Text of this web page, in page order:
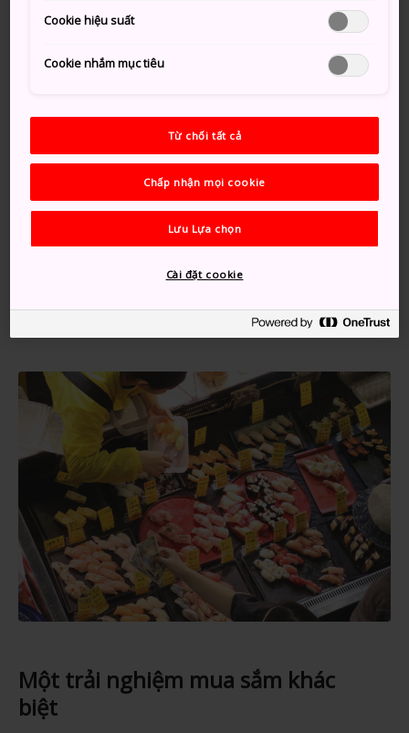
Thông tin nhanh
Bạn có thể dùng thử một bát cơm trộn donburi hải
sản hoặc mua từng miếng sushi ngon tuyệt
Phương thức di chuyển
Hãy đi xe buýt Sanden Kotsu từ ngay bên ngoài Ga
Karato cách đó khoảng ba phút đi bộ. Hãy đảm bảo
đến sớm để ngắm nhìn chợ lúc nhộn nhịp nhất.
Một trải nghiệm mua sắm khác
biệt
Cookie hiệu suất
Cookie nhắm mục tiêu
Từ chối tất cả
Chấp nhận mọi cookie
Lưu Lựa chọn
Cài đặt cookie